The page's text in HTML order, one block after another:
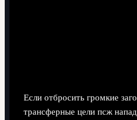
Если отбросить громкие
трансферные цели псж